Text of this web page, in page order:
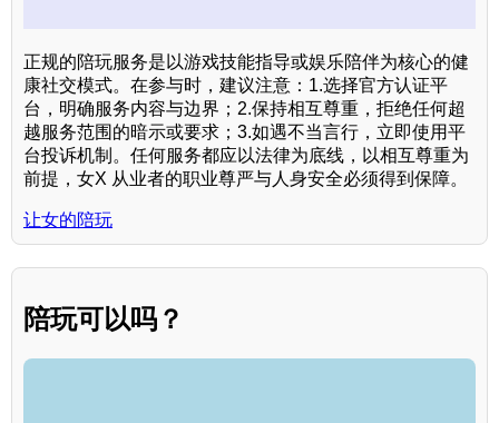
正规的陪玩服务是以游戏技能指导或娱乐陪伴为核心的健
康社交模式。在参与时，建议注意：1.选择官方认证平
台，明确服务内容与边界；2.保持相互尊重，拒绝任何超
越服务范围的暗示或要求；3.如遇不当言行，立即使用平
台投诉机制。任何服务都应以法律为底线，以相互尊重为
前提，女X 从业者的职业尊严与人身安全必须得到保障。
让女的陪玩
陪玩可以吗？